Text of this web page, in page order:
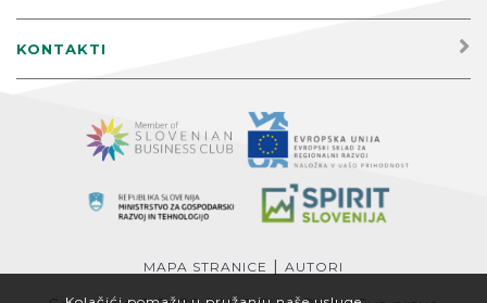
KONTAKTI
MAPA STRANICE | AUTORI